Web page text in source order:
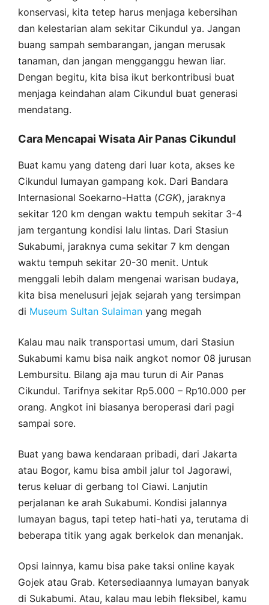
konservasi, kita tetep harus menjaga kebersihan
dan kelestarian alam sekitar Cikundul ya. Jangan
buang sampah sembarangan, jangan merusak
tanaman, dan jangan mengganggu hewan liar.
Dengan begitu, kita bisa ikut berkontribusi buat
menjaga keindahan alam Cikundul buat generasi
mendatang.
Cara Mencapai Wisata Air Panas Cikundul
Buat kamu yang dateng dari luar kota, akses ke
Cikundul lumayan gampang kok. Dari Bandara
Internasional Soekarno-Hatta (CGK), jaraknya
sekitar 120 km dengan waktu tempuh sekitar 3-4
jam tergantung kondisi lalu lintas. Dari Stasiun
Sukabumi, jaraknya cuma sekitar 7 km dengan
waktu tempuh sekitar 20-30 menit. Untuk
menggali lebih dalam mengenai warisan budaya,
kita bisa menelusuri jejak sejarah yang tersimpan
di Museum Sultan Sulaiman yang megah
Kalau mau naik transportasi umum, dari Stasiun
Sukabumi kamu bisa naik angkot nomor 08 jurusan
Lembursitu. Bilang aja mau turun di Air Panas
Cikundul. Tarifnya sekitar Rp5.000 – Rp10.000 per
orang. Angkot ini biasanya beroperasi dari pagi
sampai sore.
Buat yang bawa kendaraan pribadi, dari Jakarta
atau Bogor, kamu bisa ambil jalur tol Jagorawi,
terus keluar di gerbang tol Ciawi. Lanjutin
perjalanan ke arah Sukabumi. Kondisi jalannya
lumayan bagus, tapi tetep hati-hati ya, terutama di
beberapa titik yang agak berkelok dan menanjak.
Opsi lainnya, kamu bisa pake taksi online kayak
Gojek atau Grab. Ketersediaannya lumayan banyak
di Sukabumi. Atau, kalau mau lebih fleksibel, kamu